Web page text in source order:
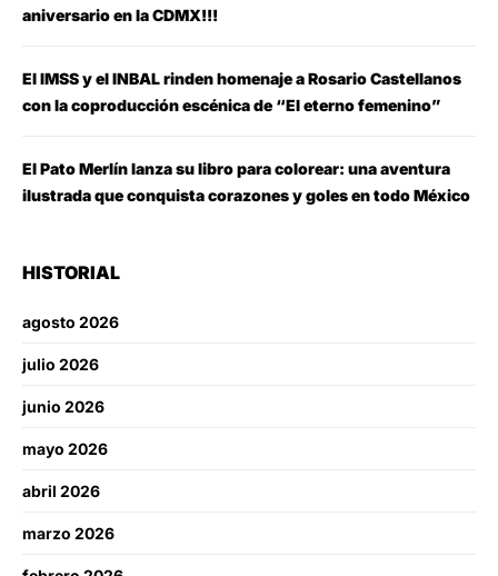
aniversario en la CDMX!!!
El IMSS y el INBAL rinden homenaje a Rosario Castellanos
con la coproducción escénica de “El eterno femenino”
El Pato Merlín lanza su libro para colorear: una aventura
ilustrada que conquista corazones y goles en todo México
HISTORIAL
agosto 2026
julio 2026
junio 2026
mayo 2026
abril 2026
marzo 2026